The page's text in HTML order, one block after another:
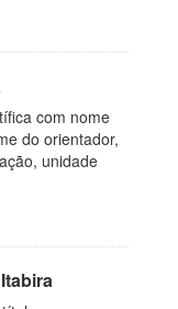
com nome
do orientador,
unidade